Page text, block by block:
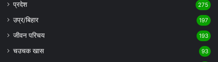
प्रदेश 275
उप्र/बिहार 197
जीवन परिचय 193
चउचक खास 93